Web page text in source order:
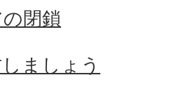
閉鎖
ましょう